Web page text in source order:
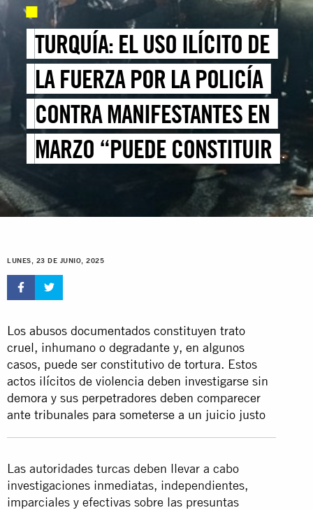
TURQUÍA: EL USO ILÍCITO DE
LA FUERZA POR LA POLICÍA
CONTRA MANIFESTANTES EN
MARZO “PUEDE CONSTITUIR
TORTURA”
LUNES, 23 DE JUNIO, 2025
Los abusos documentados constituyen trato
cruel, inhumano o degradante y, en algunos
casos, puede ser constitutivo de tortura. Estos
actos ilícitos de violencia deben investigarse sin
demora y sus perpetradores deben comparecer
ante tribunales para someterse a un juicio justo
Las autoridades turcas deben llevar a cabo
investigaciones inmediatas, independientes,
imparciales y efectivas sobre las presuntas